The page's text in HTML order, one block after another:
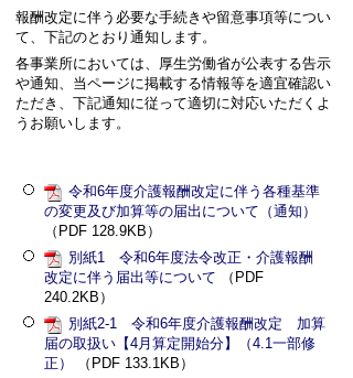
報酬改定に伴う必要な手続きや留意事項等につい
て、下記のとおり通知します。
各事業所においては、厚生労働省が公表する告示
や通知、当ページに掲載する情報等を適宜確認い
ただき、下記通知に従って適切に対応いただくよ
うお願いします。
令和6年度介護報酬改定に伴う各種基準
の変更及び加算等の届出について（通知）
（PDF 128.9KB）
別紙1 令和6年度法令改正・介護報酬
改定に伴う届出等について （PDF
240.2KB）
別紙2-1 令和6年度介護報酬改定 加算
届の取扱い【4月算定開始分】（4.1一部修
正）
（PDF 133.1KB）